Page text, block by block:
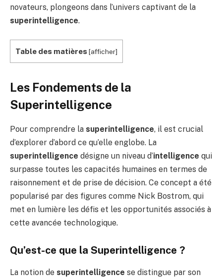
novateurs, plongeons dans l’univers captivant de la
superintelligence.
Table des matières [afficher]
Les Fondements de la
Superintelligence
Pour comprendre la superintelligence, il est crucial
d’explorer d’abord ce qu’elle englobe. La
superintelligence désigne un niveau d’intelligence qui
surpasse toutes les capacités humaines en termes de
raisonnement et de prise de décision. Ce concept a été
popularisé par des figures comme Nick Bostrom, qui
met en lumière les défis et les opportunités associés à
cette avancée technologique.
Qu’est-ce que la Superintelligence ?
La notion de superintelligence se distingue par son